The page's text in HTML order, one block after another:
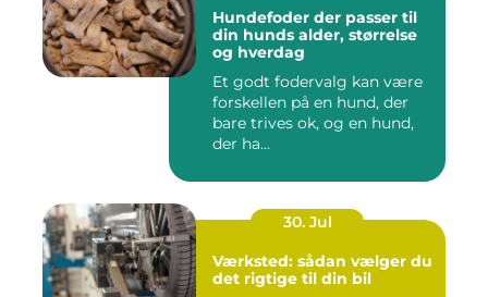
Hundefoder der passer til
din hunds alder, størrelse
og hverdag
Et godt fodervalg kan være
forskellen på en hund, der
bare trives ok, og en hund,
der ha...
30. Jul
Værksted: sådan vælger du
det rigtige til din bil